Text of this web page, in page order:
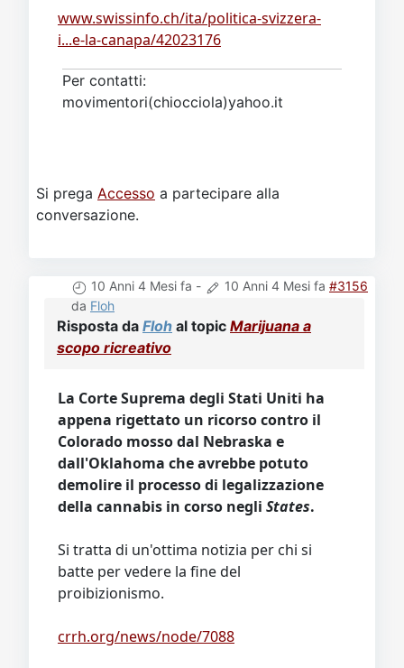
www.swissinfo.ch/ita/politica-svizzera-
i...e-la-canapa/42023176
Per contatti:
movimentori(chiocciola)yahoo.it
Si prega Accesso a partecipare alla
conversazione.
10 Anni 4 Mesi fa - 10 Anni 4 Mesi fa #3156
da Floh
Risposta da Floh al topic Marijuana a
scopo ricreativo
La Corte Suprema degli Stati Uniti ha
appena rigettato un ricorso contro il
Colorado mosso dal Nebraska e
dall'Oklahoma che avrebbe potuto
demolire il processo di legalizzazione
della cannabis in corso negli States.
Si tratta di un'ottima notizia per chi si
batte per vedere la fine del
proibizionismo.
crrh.org/news/node/7088